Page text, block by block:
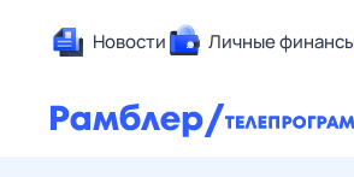
Новости Личные